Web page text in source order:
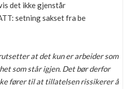
det ikke gjenstår
setning sakset fra be
at det kun er arbeider som
som står igjen. Det bør derfor
fører til at tillatelsen rissikerer å